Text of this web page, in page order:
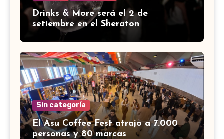
Drinks & More será el 2 de
setiembre en el Sheraton
Sin categoría
El Asu Coffee Fest atrajo a 7.000
personas y 80 marcas